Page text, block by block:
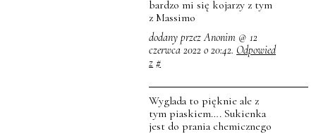
bardzo mi się kojarzy z tym
z Massimo
dodany przez Anonim @ 12
czerwca 2022 o 20:42. Odpowied
z #
Wyglada to pięknie ale z
tym piaskiem…. Sukienka
jest do prania chemicznego